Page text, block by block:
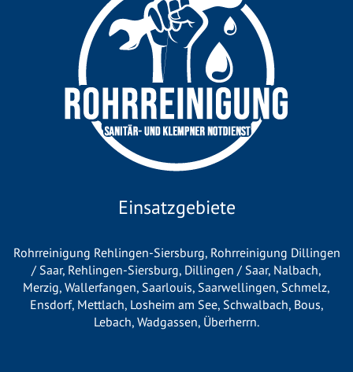
Einsatzgebiete
Rohrreinigung Rehlingen-Siersburg, Rohrreinigung Dillingen
/ Saar, Rehlingen-Siersburg, Dillingen / Saar, Nalbach,
Merzig, Wallerfangen, Saarlouis, Saarwellingen, Schmelz,
Ensdorf, Mettlach, Losheim am See, Schwalbach, Bous,
Lebach, Wadgassen, Überherrn.